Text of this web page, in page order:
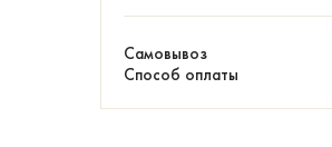
Самовывоз
Способ оплаты